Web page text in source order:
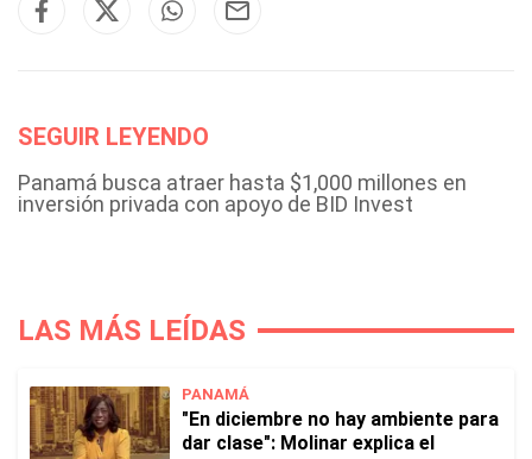
SEGUIR LEYENDO
Panamá busca atraer hasta $1,000 millones en
inversión privada con apoyo de BID Invest
LAS MÁS LEÍDAS
PANAMÁ
"En diciembre no hay ambiente para
dar clase": Molinar explica el